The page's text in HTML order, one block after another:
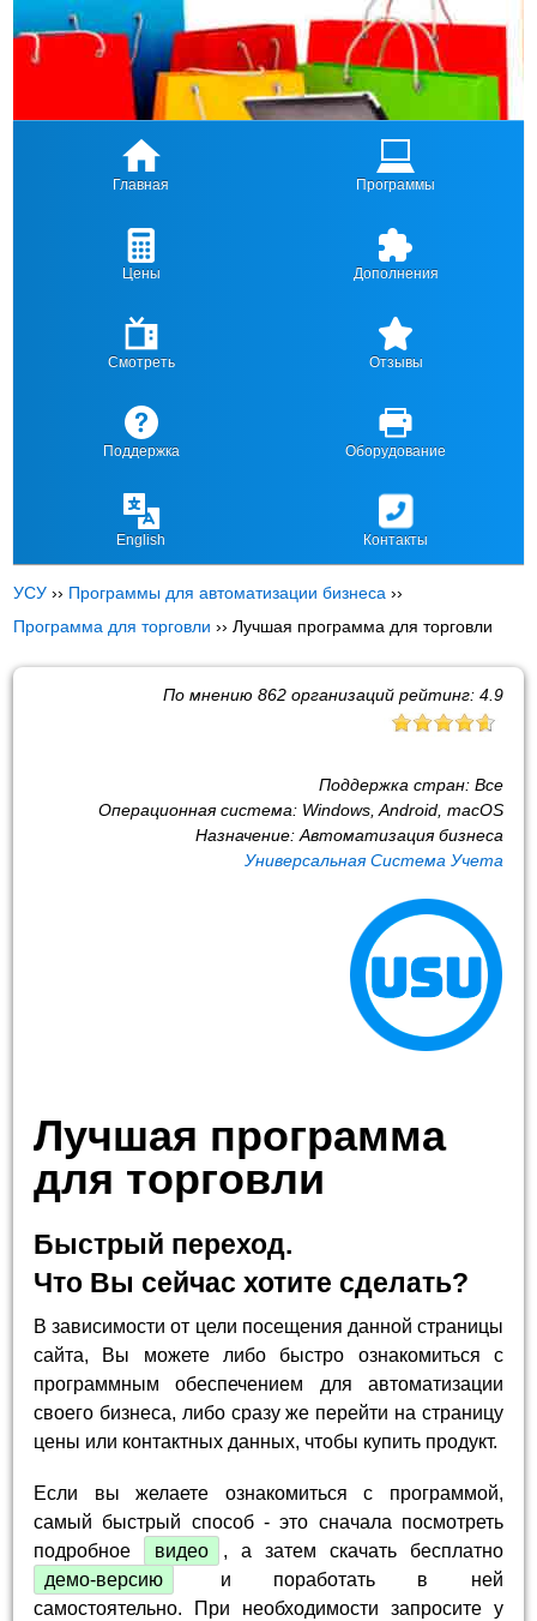
Главная Программы
Цены Дополнения
Смотреть Отзывы
Поддержка Оборудование
English Контакты
УСУ ›› Программы для автоматизации бизнеса ››
Программа для торговли ››Лучшая программа для торговли
По мнению 862организаций рейтинг: 4.9
Поддержка стран: Все
Операционная система: Windows, Android, macOS
Назначение: Автоматизация бизнеса
Универсальная Система Учета
Лучшая программа
для торговли
Быстрый переход.
Что Вы сейчас хотите сделать?
В зависимости от цели посещения данной страницы
сайта, Вы можете либо быстро ознакомиться с
программным обеспечением для автоматизации
своего бизнеса, либо сразу же перейти на страницу
цены или контактных данных, чтобы купить продукт.
Если вы желаете ознакомиться с программой,
самый быстрый способ - это сначала посмотреть
подробное
видео
, а затем скачать бесплатно
демо-версию
и поработать в ней
самостоятельно. При необходимости запросите у